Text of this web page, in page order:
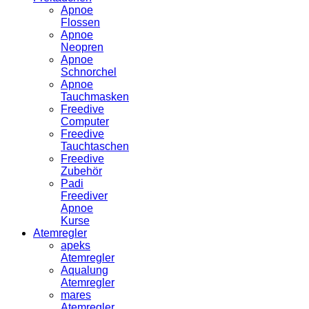
Apnoe
Flossen
Apnoe
Neopren
Apnoe
Schnorchel
Apnoe
Tauchmasken
Freedive
Computer
Freedive
Tauchtaschen
Freedive
Zubehör
Padi
Freediver
Apnoe
Kurse
Atemregler
apeks
Atemregler
Aqualung
Atemregler
mares